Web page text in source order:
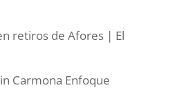
retiros de Afores | El
Carmona Enfoque